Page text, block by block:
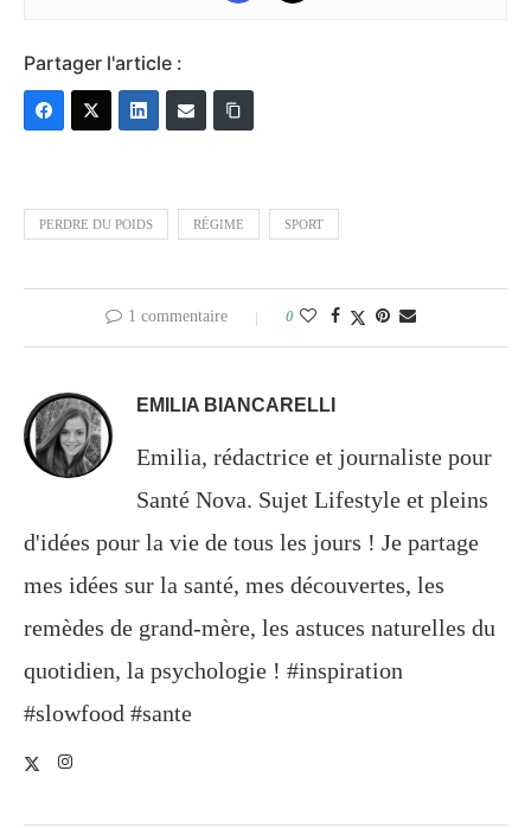
Partager l'article :
PERDRE DU POIDS RÉGIME SPORT
1 commentaire 0
EMILIA BIANCARELLI
Emilia, rédactrice et journaliste pour
Santé Nova. Sujet Lifestyle et pleins
d'idées pour la vie de tous les jours ! Je partage
mes idées sur la santé, mes découvertes, les
remèdes de grand-mère, les astuces naturelles du
quotidien, la psychologie ! #inspiration
#slowfood #sante